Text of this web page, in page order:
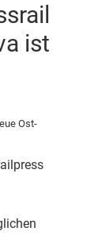
ist
Ost-